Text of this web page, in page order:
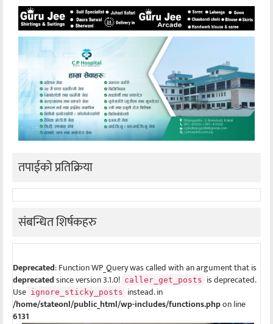
तपाईको प्रतिक्रिया
संबन्धित शिर्षकहरु
Deprecated: Function WP_Query was called with an argument that is
deprecatedsince version 3.1.0! caller_get_posts is deprecated.
Use ignore_sticky_posts instead. in
/home/stateonl/public_html/wp-includes/functions.phpon line
6131